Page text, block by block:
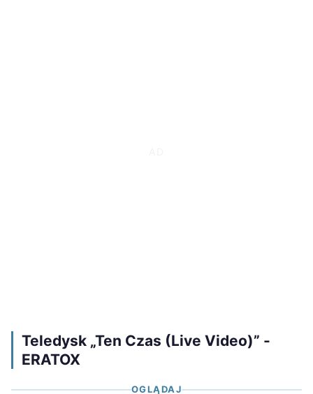
Teledysk „Ten Czas (Live Video)” -
ERATOX
OGLĄDAJ